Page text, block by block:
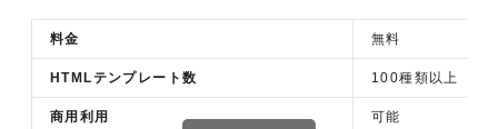
料金 無料
HTMLテンプレート数 100種類以上
商用利用 可能